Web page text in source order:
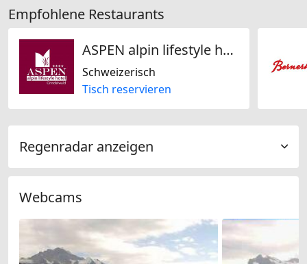
Empfohlene Restaurants
ASPEN alpin lifestyle hotel
Schweizerisch
Tisch reservieren
Regenradar anzeigen
Webcams